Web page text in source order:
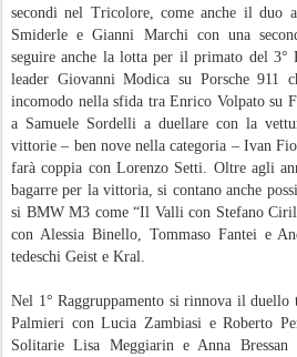
secondi nel Tricolore, come anche il duo
Smiderle e Gianni Marchi con una
seguire anche la lotta per il primato del 3°
leader Giovanni Modica su Porsche 911
incomodo nella sfida tra Enrico Volpato su
a Samuele Sordelli a duellare con la
vittorie – ben nove nella categoria – Ivan
farà coppia con Lorenzo Setti. Oltre agli
bagarre per la vittoria, si contano anche
si BMW M3 come “Il Valli con Stefano
con Alessia Binello, Tommaso Fantei e
tedeschi Geist e Kral.
Nel 1° Raggruppamento si rinnova il
Palmieri con Lucia Zambiasi e Roberto
Solitarie Lisa Meggiarin e Anna